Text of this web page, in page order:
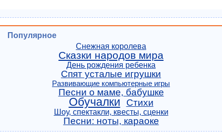
Популярное
Снежная королева
Сказки народов мира
День рождения ребенка
Спят усталые игрушки
Развивающие компьютерные игры
Песни о маме, бабушке
Обучалки Стихи
Шоу, спектакли, квесты, сценки
Песни: ноты, караоке